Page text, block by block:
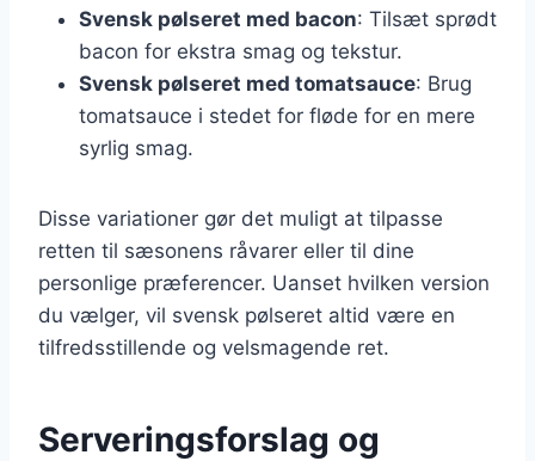
Svensk pølseret med bacon: Tilsæt sprødt
bacon for ekstra smag og tekstur.
Svensk pølseret med tomatsauce: Brug
tomatsauce i stedet for fløde for en mere
syrlig smag.
Disse variationer gør det muligt at tilpasse
retten til sæsonens råvarer eller til dine
personlige præferencer. Uanset hvilken version
du vælger, vil svensk pølseret altid være en
tilfredsstillende og velsmagende ret.
Serveringsforslag og